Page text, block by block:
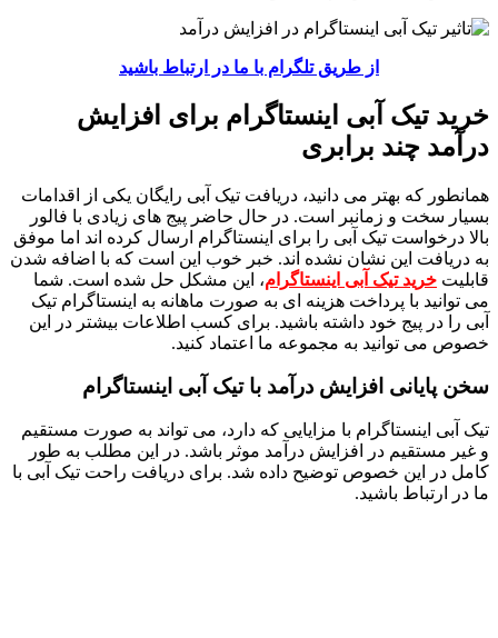
از طریق تلگرام با ما در ارتباط باشید
خرید تیک آبی اینستاگرام برای افزایش
درآمد چند برابری
همانطور که بهتر می دانید، دریافت تیک آبی رایگان یکی از اقدامات
بسیار سخت و زمانبر است. در حال حاضر پیج های زیادی با فالور
بالا درخواست تیک آبی را برای اینستاگرام ارسال کرده اند اما موفق
به دریافت این نشان نشده اند. خبر خوب این است که با اضافه شدن
قابلیت خرید تیک آبی اینستاگرام، این مشکل حل شده است. شما
می توانید با پرداخت هزینه ای به صورت ماهانه به اینستاگرام تیک
آبی را در پیج خود داشته باشید. برای کسب اطلاعات بیشتر در این
خصوص می توانید به مجموعه ما اعتماد کنید.
سخن پایانی افزایش درآمد با تیک آبی اینستاگرام
تیک آبی اینستاگرام با مزایایی که دارد، می تواند به صورت مستقیم
و غیر مستقیم در افزایش درآمد موثر باشد. در این مطلب به طور
کامل در این خصوص توضیح داده شد. برای دریافت راحت تیک آبی با
ما در ارتباط باشید.